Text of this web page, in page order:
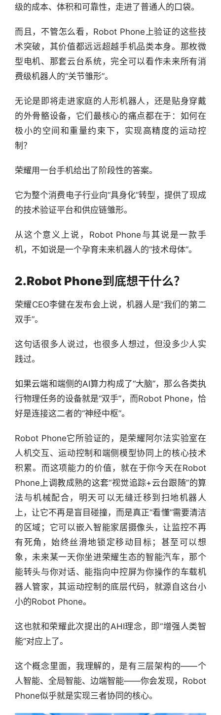
级的成本、体积和可靠性，走进了普通人的口袋。
而且，不管怎么看，Robot Phone上验证的这些技
术突破，其价值都远远超越手机品类本身。那枚微
型电机、那套云台系统，完全可以看作未来所有消
费级机器人的“关节雏形”。
无论是即将走进家庭的人形机器人，还是贴身穿戴
的外骨骼设备，它们最核心的痛点都在于：如何在
极小的空间和重量约束下，实现高精度的运动控
制？
荣耀用一台手机给出了阶段性的答案。
它为整个消费电子行业向“具身化”转型，提供了现成
的技术验证平台和供应链雏形。
从这个意义上说，Robot Phone与其说是一款手
机，不如说是一个孕育未来机器人的“技术母体”。
2.Robot Phone到底想干什么？
荣耀CEO李健在发布会上说，机器人是“我们的第二
双手”。
这句话很多人说过，也很多人想过，但没多少人实
践过。
如果云端和端侧的AI算力构成了“大脑”，那么各类执
行物理任务的设备就是“双手”，而Robot Phone，恰
好是连接这二者的“神经中枢”。
Robot Phone它所验证的，是荣耀阿尔法实验室在
人机交互、运动控制和端侧模型协同上的核心技术
积累。而这项能力的价值，就在于你今天在Robot
Phone上调教成熟的这套“视觉追踪+云台跟随”的算
法与机械配合，明天可以无缝迁移到扫地机器人
上，让它不再是盲目碰撞，而是真正“看懂”需要清洁
的区域；它可以嵌入智能家居摄像头，让监控不再
有死角，始终丝滑地锁定移动目标；甚至可以想
象，未来某一天你坐进荣耀生态的智能汽车，那个
能转头与你对话、能指向中控屏为你操作的车载机
器人管家，其运动控制的底层代码，就源自这台小
小的Robot Phone。
这也就和荣耀此次提出的AHI理念，即“增强人类智
能”对应上了。
这个概念里面，我理解的，是有三层架构的——个
人智能、全局智能、边端智能——你会发现，Robot
Phone似乎就是实现三者协同的核心。